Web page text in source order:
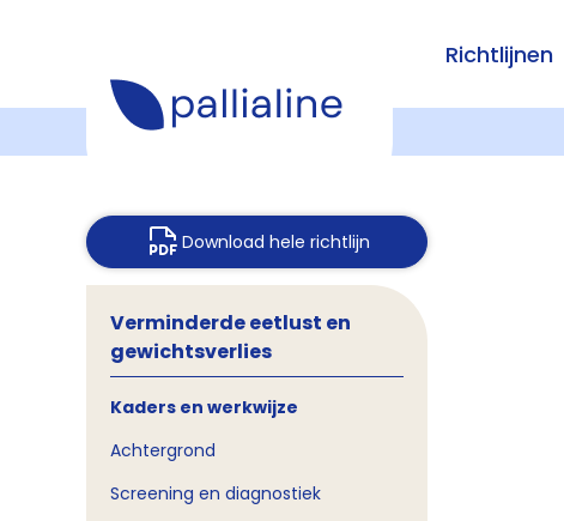
Richtlijnen
Download hele richtlijn
Verminderde eetlust en
gewichtsverlies
Kaders en werkwijze
Achtergrond
Screening en diagnostiek